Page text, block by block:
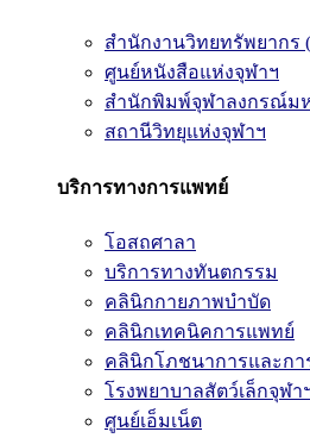
สำนักงานวิทยทรัพยากร
ศูนย์หนังสือแห่งจุฬาฯ
สำนักพิมพ์จุฬาลงกรณ์ม
สถานีวิทยุแห่งจุฬาฯ
บริการทางการแพทย์
โอสถศาลา
บริการทางทันตกรรม
คลินิกกายภาพบำบัด
คลินิกเทคนิคการแพทย์
คลินิกโภชนาการและก
โรงพยาบาลสัตว์เล็กจุฬา
ศูนย์เอ็มเน็ต